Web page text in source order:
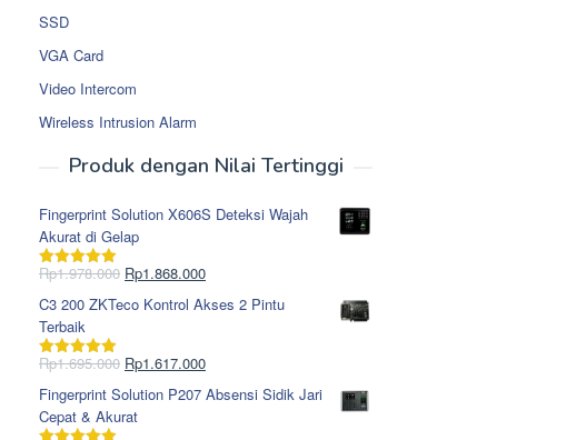
SSD
VGA Card
Video Intercom
Wireless Intrusion Alarm
Produk dengan Nilai Tertinggi
Fingerprint Solution X606S Deteksi Wajah
Akurat di Gelap
Dinilai5.00
Rp1.978.000 Harga
aslinya
adalah:
Rp1.868.000Harga
saat
ini
Rp1.868.000.
C3 200 ZKTeco Kontrol Akses 2 Pintu
Terbaik
Dinilai5.00
Rp1.695.000 Harga
aslinya
adalah:
Rp1.695.000.
Rp1.617.000Harga
saat
ini
Fingerprint Solution P207 Absensi Sidik Jari
Cepat & Akurat